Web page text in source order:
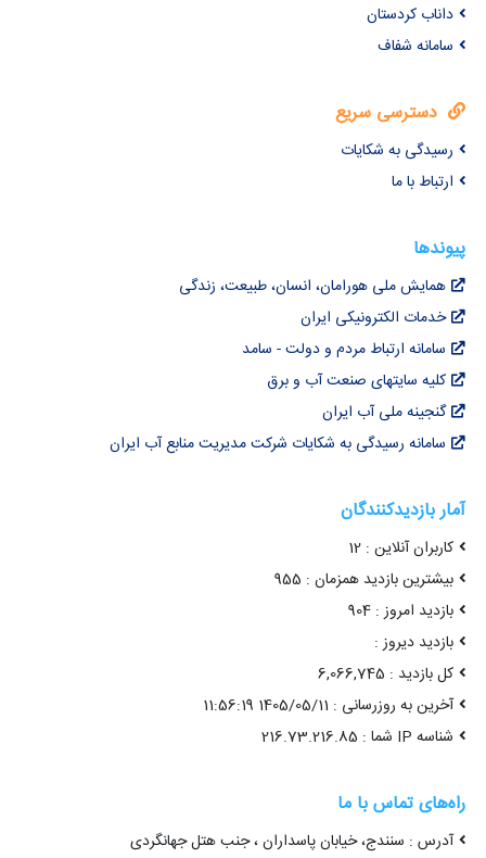
داناب کردستان
سامانه شفاف
دسترسی سریع
رسیدگی به شکایات
ارتباط با ما
پیوندها
همایش ملی هورامان، انسان، طبیعت، زندگی
خدمات الکترونیکی ایران
سامانه ارتباط مردم و دولت - سامد
کلیه سایتهای صنعت آب و برق
گنجینه ملی آب ایران
سامانه رسیدگی به شکایات شرکت مدیریت منابع آب ایران
آمار بازدیدکنندگان
کاربران آنلاین : 12
بیشترین بازدید همزمان : 955
بازدید امروز : 904
بازدید دیروز :
کل بازدید : 6,066,745
آخرین به روزرسانی : 1405/05/11 11:56:19
شناسه IP شما : 216.73.216.85
راه‌های تماس با ما
آدرس : سنندج، خیابان پاسداران ، جنب هتل جهانگردی